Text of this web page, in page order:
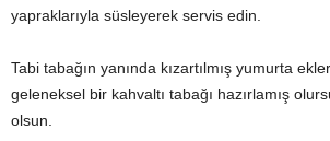
yapraklarıyla süsleyerek servis edin.
Tabi tabağın yanında kızartılmış yumurta
geleneksel bir kahvaltı tabağı hazırlamış
olsun.